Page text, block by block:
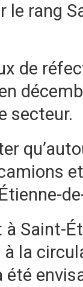
le rang
de
secteur.
à Saint-
la
été